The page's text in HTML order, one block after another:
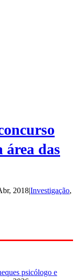
das
2018|Investigação,
psicólogo e